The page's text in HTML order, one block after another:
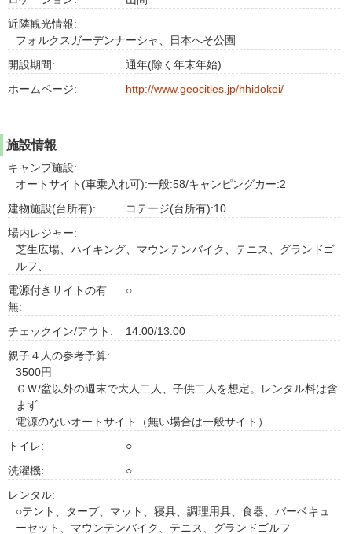
近隣観光情報:
フォルクスガーデンナーシャ、日本へそ公園
開設期間:
通年(除く年末年始)
ホームページ:
http://www.geocities.jp/hhidokei/
施設情報
キャンプ施設:
オートサイト(車乗入れ可):一般:58/キャンピングカー:2
建物施設(台所有):
コテージ(台所有):10
場内レジャー:
芝生広場、ハイキング、マウンテンバイク、テニス、グランドゴ
ルフ、
電源付きサイトの有
無:
○
チェックイン/アウト:
14:00/13:00
親子４人の参考予算:
3500円
ＧＷ/盆以外の週末で大人二人、子供二人を想定。レンタル料は含
まず
電源のないオートサイト（無い場合は一般サイト）
トイレ:
○
洗濯機:
○
レンタル:
○テント、タープ、マット、寝具、調理用具、食器、バーベキュ
ーセット、マウンテンバイク、テニス、グランドゴルフ